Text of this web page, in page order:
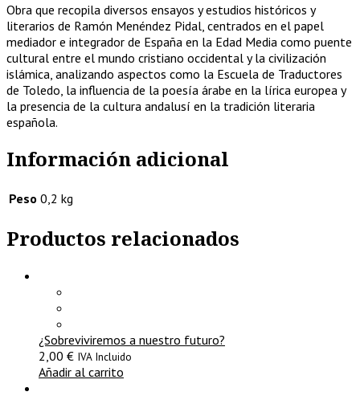
Obra que recopila diversos ensayos y estudios históricos y
literarios de Ramón Menéndez Pidal, centrados en el papel
mediador e integrador de España en la Edad Media como puente
cultural entre el mundo cristiano occidental y la civilización
islámica, analizando aspectos como la Escuela de Traductores
de Toledo, la influencia de la poesía árabe en la lírica europea y
la presencia de la cultura andalusí en la tradición literaria
española.
Información adicional
Peso 0,2 kg
Productos relacionados
¿Sobreviviremos a nuestro futuro?
2,00 € IVA Incluido
Añadir al carrito